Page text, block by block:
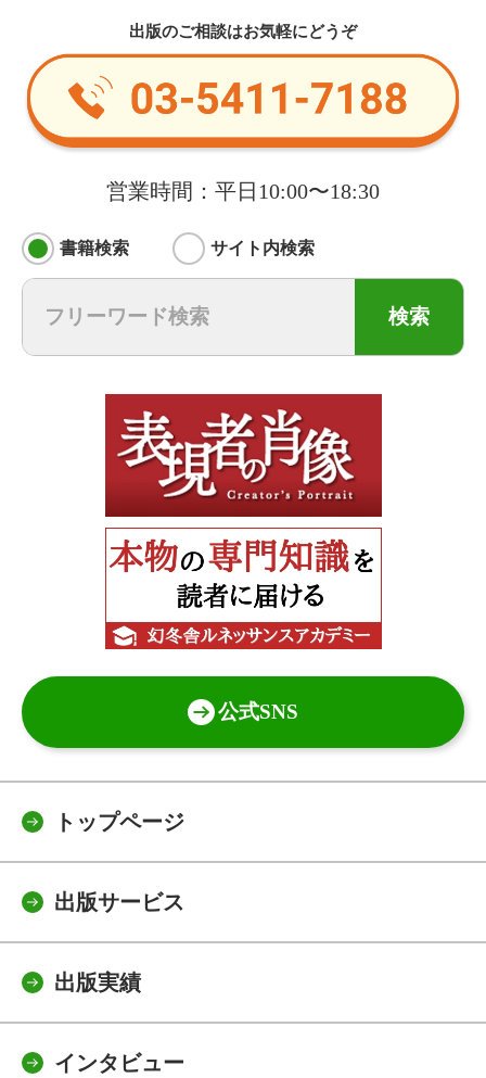
出版のご相談はお気軽にどうぞ
営業時間：平日10:00〜18:30
書籍検索 サイト内検索
検索
公式SNS
トップページ
出版サービス
出版実績
インタビュー